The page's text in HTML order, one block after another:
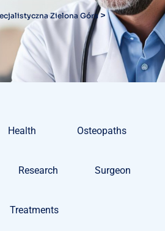
Zielona Góra>
Health Osteopaths
Research Surgeon
Treatments